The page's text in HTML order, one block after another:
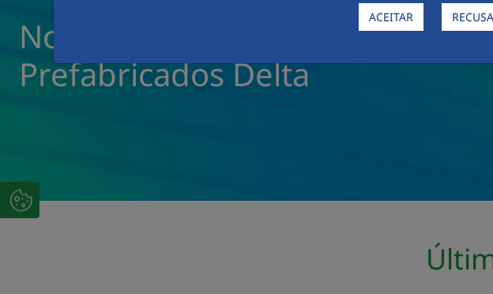
ACEITAR
Notícias e Atualidade da
Prefabricados Delta